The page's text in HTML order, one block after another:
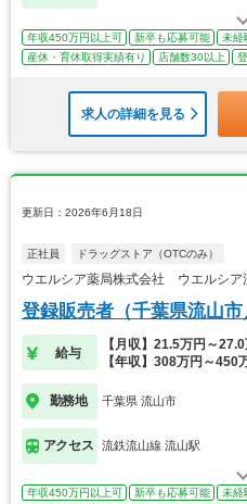
年収450万円以上可 新卒も応募可能 未経
産休・育休取得実績有り
店舗数30以上
求人の詳細を見る
更新日：2026年6月18日
正社員 ドラッグストア（OTCのみ）
ウエルシア薬局株式会社 ウエルシア
登録販売者（千葉県流山市
給与
【月収】21.5万円～
【年収】308万円～450
勤務地 千葉県 流山市
アクセス 流鉄流山線 流山駅
年収450万円以上可 新卒も応募可能 未経